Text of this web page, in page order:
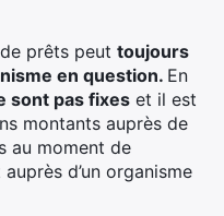
prêts peut toujours
en question. En
sont pas fixes et il est
montants auprès de
au moment de
d’un organisme